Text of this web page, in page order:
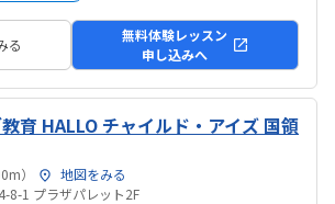
る
無料体験レッスン
申し込みへ
育 HALLO チャイルド・アイズ 国領
）
地図をみる
8-1 プラザパレット2F